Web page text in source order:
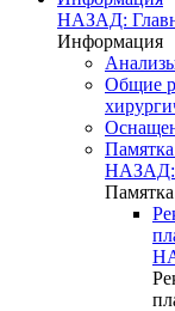
НАЗАД:
Информация
Общие
НАЗАД: